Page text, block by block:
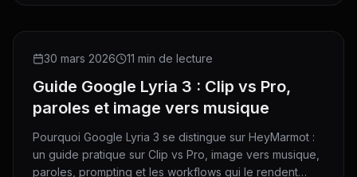
GUIDE
30 mars 2026 11 min de lecture
Guide Google Lyria 3 : Clip vs Pro,
paroles et image vers musique
Pourquoi Google Lyria 3 se distingue sur HeyMarmot :
un guide pratique sur Clip vs Pro, image vers musique,
paroles, prompting et les workflows qui le rendent